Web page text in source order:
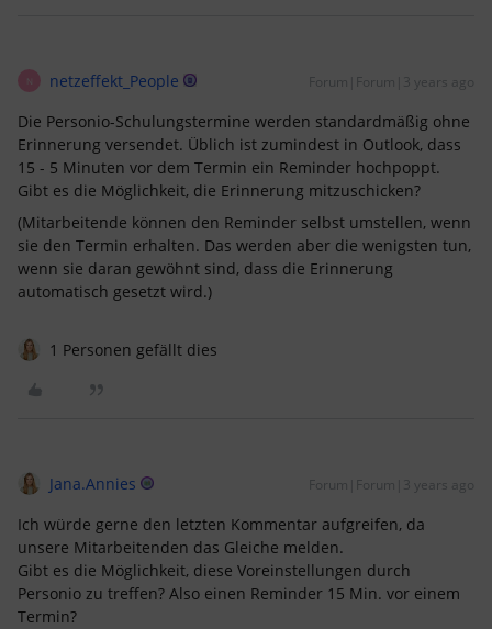
N netzeffekt_People Forum|Forum|3 years ago
Die Personio-Schulungstermine werden standardmäßig ohne
Erinnerung versendet. Üblich ist zumindest in Outlook, dass
15 - 5 Minuten vor dem Termin ein Reminder hochpoppt.
Gibt es die Möglichkeit, die Erinnerung mitzuschicken?
(Mitarbeitende können den Reminder selbst umstellen, wenn
sie den Termin erhalten. Das werden aber die wenigsten tun,
wenn sie daran gewöhnt sind, dass die Erinnerung
automatisch gesetzt wird.)
1 Personen gefällt dies
Jana.Annies Forum|Forum|3 years ago
Ich würde gerne den letzten Kommentar aufgreifen, da
unsere Mitarbeitenden das Gleiche melden.
Gibt es die Möglichkeit, diese Voreinstellungen durch
Personio zu treffen? Also einen Reminder 15 Min. vor einem
Termin?